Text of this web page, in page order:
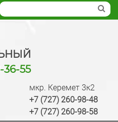
Алматы,
лечение,
мкр. Керемет 3к2
+7 (727) 260-98-48
+7 (727) 260-98-58
36-55